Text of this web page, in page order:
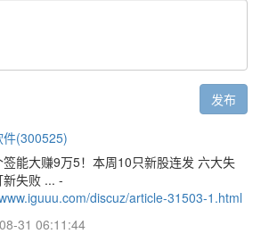
发布
件(300525)
签能大赚9万5！本周10只新股连发 六大失
新失败 ... -
discuz/article-31503-1.html
31 06:11:44